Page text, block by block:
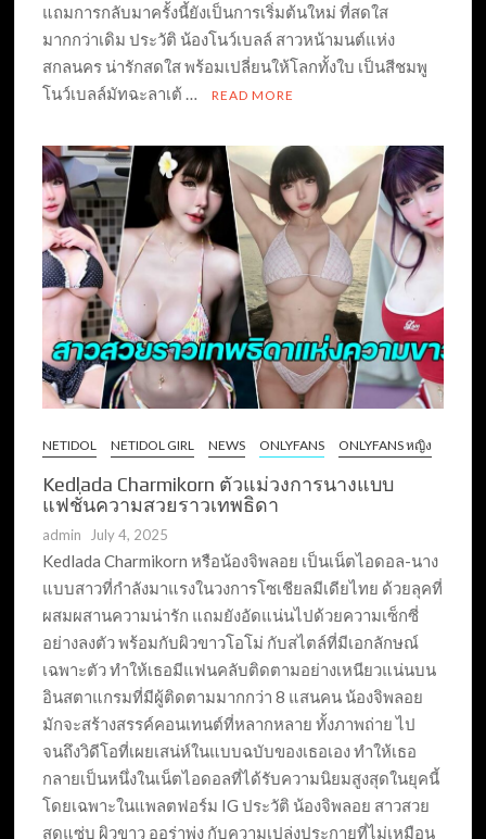
แถมการกลับมาครั้งนี้ยังเป็นการเริ่มต้นใหม่ ที่สดใส
มากกว่าเดิม ประวัติ น้องโนว์เบลล์ สาวหน้ามนต์แห่ง
สกลนคร น่ารักสดใส พร้อมเปลี่ยนให้โลกทั้งใบ เป็นสีชมพู
โนว์เบลล์มัทฉะลาเต้ …
READ MORE
NETIDOL NETIDOL GIRL NEWS ONLYFANS ONLYFANS หญิง
Kedlada Charmikorn ตัวแม่วงการนางแบบ
แฟชั่นความสวยราวเทพธิดา
admin July 4, 2025
Kedlada Charmikorn หรือน้องจิพลอย เป็นเน็ตไอดอล-นาง
แบบสาวที่กำลังมาแรงในวงการโซเชียลมีเดียไทย ด้วยลุคที่
ผสมผสานความน่ารัก แถมยังอัดแน่นไปด้วยความเซ็กซี่
อย่างลงตัว พร้อมกับผิวขาวโอโม่ กับสไตล์ที่มีเอกลักษณ์
เฉพาะตัว ทำให้เธอมีแฟนคลับติดตามอย่างเหนียวแน่นบน
อินสตาแกรมที่มีผู้ติดตามมากกว่า 8 แสนคน น้องจิพลอย
มักจะสร้างสรรค์คอนเทนต์ที่หลากหลาย ทั้งภาพถ่าย ไป
จนถึงวิดีโอที่เผยเสน่ห์ในแบบฉบับของเธอเอง ทำให้เธอ
กลายเป็นหนึ่งในเน็ตไอดอลที่ได้รับความนิยมสูงสุดในยุคนี้
โดยเฉพาะในแพลตฟอร์ม IG ประวัติ น้องจิพลอย สาวสวย
สุดแซ่บ ผิวขาว ออร่าพุ่ง กับความเปล่งประกายที่ไม่เหมือน